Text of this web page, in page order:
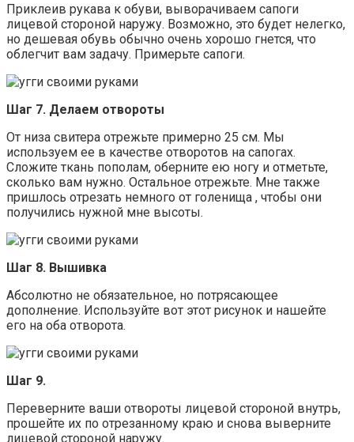
Приклеив рукава к обуви, выворачиваем сапоги
лицевой стороной наружу. Возможно, это будет нелегко,
но дешевая обувь обычно очень хорошо гнется, что
облегчит вам задачу. Примерьте сапоги.
Шаг 7. Делаем отвороты
От низа свитера отрежьте примерно 25 см. Мы
используем ее в качестве отворотов на сапогах.
Сложите ткань пополам, оберните ею ногу и отметьте,
сколько вам нужно. Остальное отрежьте. Мне также
пришлось отрезать немного от голенища , чтобы они
получились нужной мне высоты.
Шаг 8. Вышивка
Абсолютно не обязательное, но потрясающее
дополнение. Используйте вот этот рисунок и нашейте
его на оба отворота.
Шаг 9.
Переверните ваши отвороты лицевой стороной внутрь,
прошейте их по отрезанному краю и снова выверните
лицевой стороной наружу.